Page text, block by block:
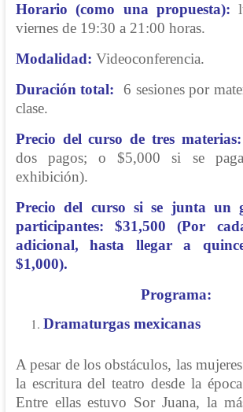
Horario (como una propuesta):
viernes de 19:30 a 21:00 horas.
Modalidad: Videoconferencia.
Duración total: 6 sesiones por
clase.
Precio del curso de tres materias:
dos pagos; o $5,000 si se
exhibición).
Precio del curso si se junta un
participantes: $31,500 (Por
adicional, hasta llegar a
$1,000).
Programa:
Dramaturgas mexicanas
A pesar de los obstáculos, las
la escritura del teatro desde la
Entre ellas estuvo Sor Juana, la